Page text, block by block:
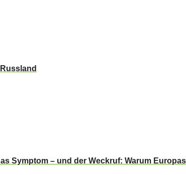
Symptom – und der Weckruf: Warum Europas